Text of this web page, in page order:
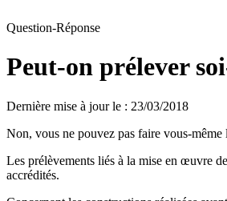
Question-Réponse
Peut-on prélever
Dernière mise à jour le : 23/03/2018
Non, vous ne pouvez pas faire vous-même
Les prélèvements liés à la mise en œuvre
accrédités.